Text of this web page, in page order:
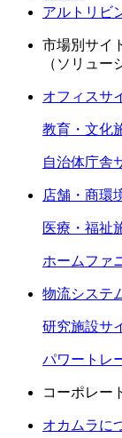
アルトリビ
市場別サイ
（ソリュー
オフィスサ
教育・文化
自治体庁舎
店舗・商環
医療・福祉
ホームファ
物流システ
研究施設サ
パワートレ
コーポレー
オカムラに